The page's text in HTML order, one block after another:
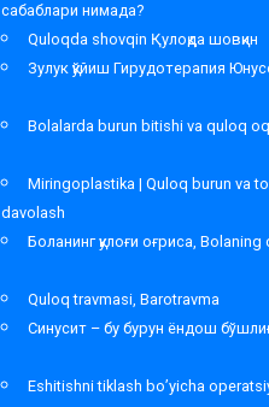
сабаблари нимада?
Quloqda shovqin Қулоқда шовқин
Зулук қўйиш Гирудотерапия
Bolalarda burun bitishi va quloq
Miringoplastika | Quloq burun va
davolash
Боланинг қулоғи оғриса, Bolaning
Quloq travmasi, Barotravma
Синусит – бу бурун ёндош
Eshitishni tiklash bo’yicha